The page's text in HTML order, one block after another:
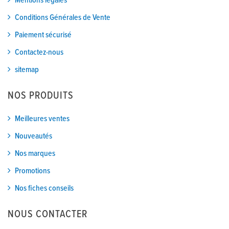
Conditions Générales de Vente
Paiement sécurisé
Contactez-nous
sitemap
NOS PRODUITS
Meilleures ventes
Nouveautés
Nos marques
Promotions
Nos fiches conseils
NOUS CONTACTER